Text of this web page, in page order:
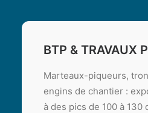
BTP & TRAVAUX
Marteaux-piqueurs,
engins de chantier :
à des pics de 100 à 130